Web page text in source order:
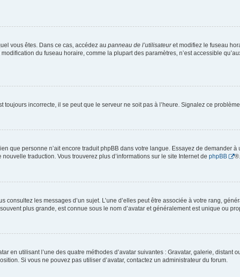
vous êtes. Dans ce cas, accédez au panneau de l’utilisateuret modifiez le fuseau
du fuseau horaire, comme la plupart des paramètres, n’est accessible
incorrecte, il se peut que le serveur ne soit pas à l’heure. Signalez ce
que personne n’ait encore traduit phpBB dans votre langue. Essayez de demander
traduction. Vous trouverez plus d’informations sur le site Internet de phpBB ®.
consultez les messages d’un sujet. L’une d’elles peut être associée à votre rang,
plus grande, est connue sous le nom d’avatar et généralement est unique ou
en utilisant l’une des quatre méthodes d’avatar suivantes : Gravatar, galerie, distant
Si vous ne pouvez pas utiliser d’avatar, contactez un administrateur du forum.